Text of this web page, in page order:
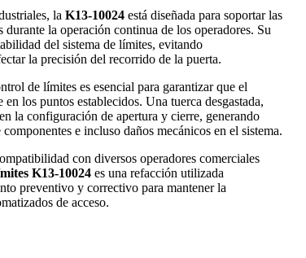
la K13-10024 está diseñada para soportar las
la operación continua de los operadores. Su
del sistema de límites, evitando
la precisión del recorrido de la puerta.
de límites es esencial para garantizar que el
los puntos establecidos. Una tuerca desgastada,
la configuración de apertura y cierre, generando
e incluso daños mecánicos en el sistema.
con diversos operadores comerciales
K13-10024 es una refacción utilizada
preventivo y correctivo para mantener la
de acceso.